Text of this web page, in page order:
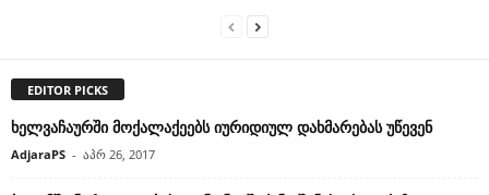
EDITOR PICKS
ხელვაჩაურში მოქალაქეებს იურიდიულ დახმარებას უწევენ
AdjaraPS - აპრ 26, 2017